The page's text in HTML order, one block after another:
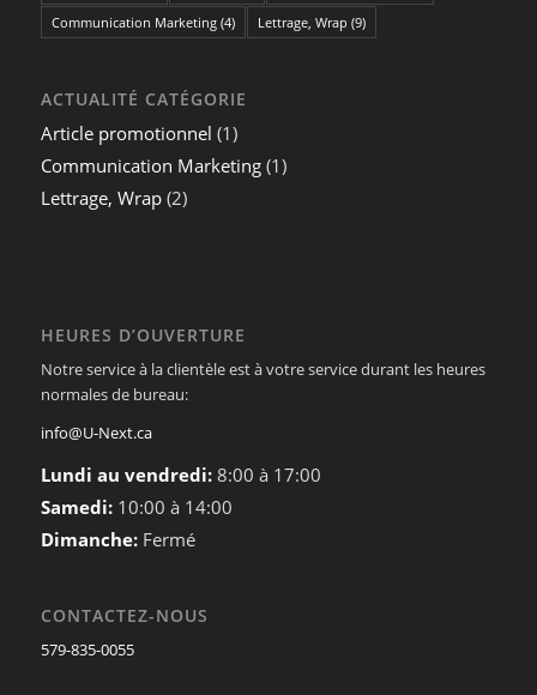
Communication Marketing(4) Lettrage, Wrap (9)
ACTUALITÉ CATÉGORIE
Article promotionnel (1)
Communication Marketing(1)
Lettrage, Wrap(2)
HEURES D’OUVERTURE
Notre service à la clientèle est à votre service durant les heures
normales de bureau:
info@U-Next.ca
Lundi au vendredi: 8:00 à 17:00
Samedi: 10:00 à 14:00
Dimanche: Fermé
CONTACTEZ-NOUS
579-835-0055